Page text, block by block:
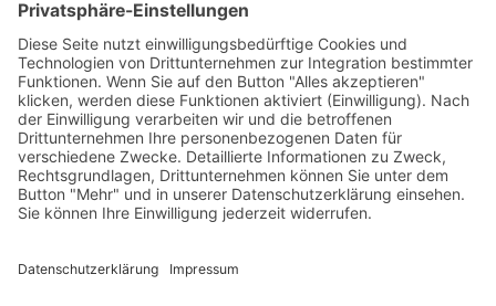
Lösungen, indem sie die spezifischen
Bedürfnisse und Sichtweisen aller
Beteiligten integriert.
Synonyme: Interdisziplinarität
© 2026 Frank Hartung Ihr Mediator bei Konflikten in Familie,